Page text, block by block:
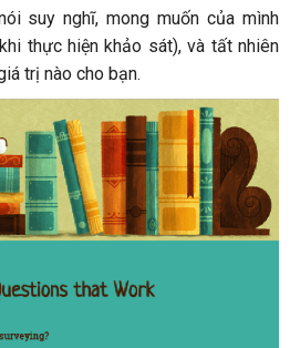
suy nghĩ, mong muốn của mình
thực hiện khảo sát), và tất nhiên
trị nào cho bạn.